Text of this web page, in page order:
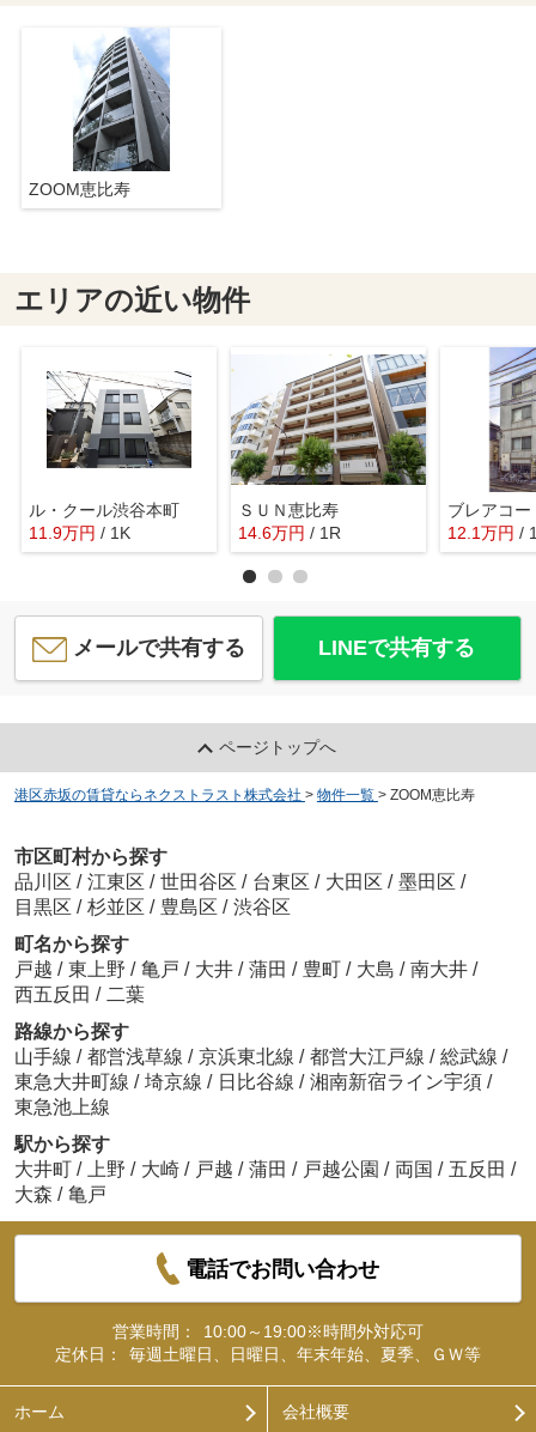
ZOOM恵比寿
エリアの近い物件
ル・クール渋谷本町
11.9万円 / 1K
ＳＵＮ恵比寿
14.6万円 / 1R
ブレアコー
12.1万円 /
メールで共有する LINEで共有する
ページトップへ
港区赤坂の賃貸ならネクストラスト株式会社 > 物件一覧 > ZOOM恵比寿
市区町村から探す
品川区 / 江東区 / 世田谷区 / 台東区 / 大田区 / 墨田区 /
目黒区 / 杉並区 / 豊島区 / 渋谷区
町名から探す
戸越 / 東上野 / 亀戸 / 大井 / 蒲田 / 豊町 / 大島 / 南大井 /
西五反田 / 二葉
路線から探す
山手線 / 都営浅草線 / 京浜東北線 / 都営大江戸線 / 総武線 /
東急大井町線 / 埼京線 / 日比谷線 / 湘南新宿ライン宇須 /
東急池上線
駅から探す
大井町 / 上野 / 大崎 / 戸越 / 蒲田 / 戸越公園 / 両国 / 五反田 /
大森 / 亀戸
電話でお問い合わせ
営業時間：
10:00～19:00※時間外対応可
定休日：
毎週土曜日、日曜日、年末年始、夏季、ＧＷ等
ホーム 会社概要